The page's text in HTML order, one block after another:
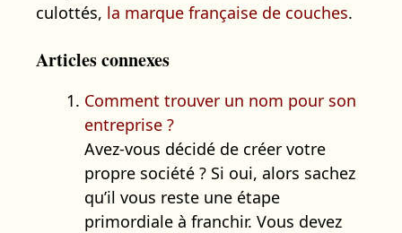
culottés, la marque française de couches.
Articles connexes
Comment trouver un nom pour son
entreprise ?
Avez-vous décidé de créer votre
propre société ? Si oui, alors sachez
qu’il vous reste une étape
primordiale à franchir. Vous devez